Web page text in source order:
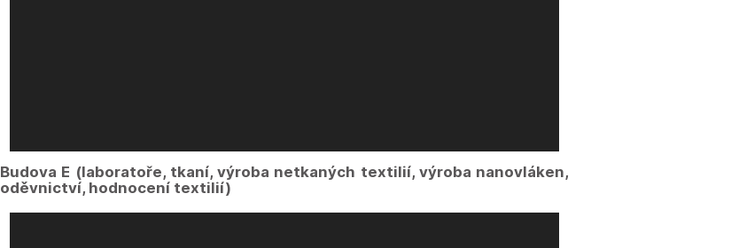
Budova E (laboratoře, tkaní, výroba netkaných textilií, výroba nanovláken,
oděvnictví, hodnocení textilií)